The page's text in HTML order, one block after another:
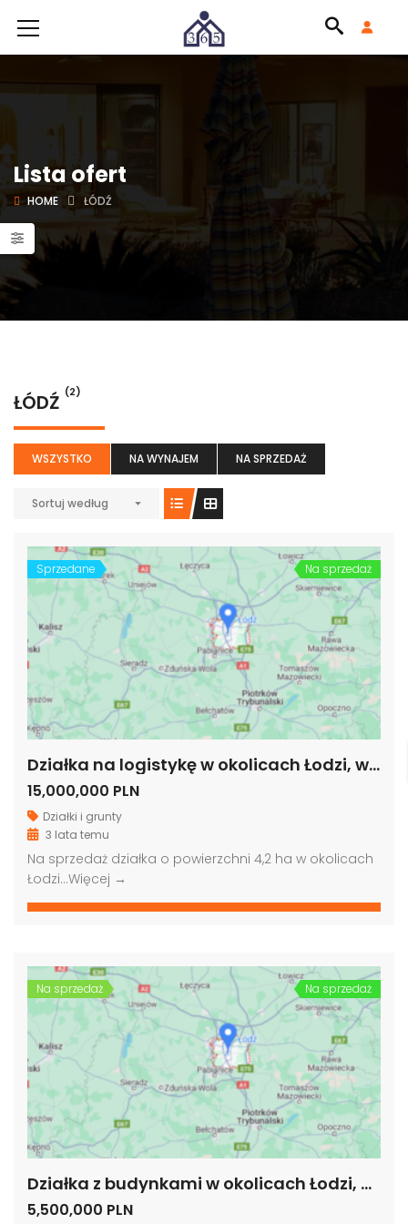
Lista ofert
HOME ŁÓDŹ
ŁÓDŹ (2)
WSZYSTKO NA WYNAJEM NA SPRZEDAŻ
Sortuj według
Sprzedane Na sprzedaż
Działka na logistykę w okolicach Łodzi, woj łódzko
15,000,000 PLN
Działki i grunty
3 lata temu
Na sprzedaż działka o powierzchni 4,2 ha w okolicach
Łodzi…Więcej →
Na sprzedaż Na sprzedaż
Działka z budynkami w okolicach Łodzi, woj. łódzkie
5,500,000 PLN
PLN 4,000,000 PLN